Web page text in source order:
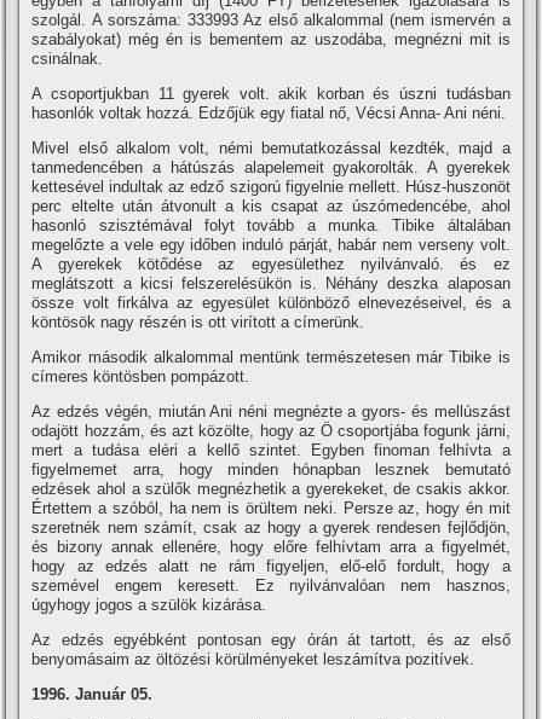
szolgál. A sorszáma: 333993 Az első alkalommal (nem ismervén a
szabályokat) még én is bementem az uszodába, megnézni mit is
csinálnak.
A csoportjukban 11 gyerek volt. akik korban és úszni tudásban
hasonlók voltak hozzá. Edzőjük egy fiatal nő, Vécsi Anna- Ani néni.
Mivel első alkalom volt, némi bemutatkozással kezdték, majd a
tanmedencében a hátúszás alapelemeit gyakorolták. A gyerekek
kettesével indultak az edző szigorú figyelnie mellett. Húsz-huszonöt
perc eltelte után átvonult a kis csapat az úszómedencébe, ahol
hasonló szisztémával folyt tovább a munka. Tibike általában
megelőzte a vele egy időben induló párját, habár nem verseny volt.
A gyerekek kötődése az egyesülethez nyilvánvaló. és ez
meglátszott a kicsi felszerelésükön is. Néhány deszka alaposan
össze volt firkálva az egyesület különböző elnevezéseivel, és a
köntösök nagy részén is ott virí­tott a cí­merünk.
Amikor második alkalommal mentünk természetesen már Tibike is
cí­meres köntösben pompázott.
Az edzés végén, miután Ani néni megnézte a gyors- és mellúszást
odajött hozzám, és azt közölte, hogy az Ö csoportjába fogunk járni,
mert a tudása eléri a kellő szintet. Egyben finoman felhí­vta a
figyelmemet arra, hogy minden hónapban lesznek bemutató
edzések ahol a szülők megnézhetik a gyerekeket, de csakis akkor.
Értettem a szóból, ha nem is örültem neki. Persze az, hogy én mit
szeretnék nem számí­t, csak az hogy a gyerek rendesen fejlődjön,
és bizony annak ellenére, hogy előre felhí­vtam arra a figyelmét,
hogy az edzés alatt ne rám figyeljen, elő-elő fordult, hogy a
szemével engem keresett. Ez nyilvánvalóan nem hasznos,
úgyhogy jogos a szülök kizárása.
Az edzés egyébként pontosan egy órán át tartott, és az első
benyomásaim az öltözési körülményeket leszámí­tva pozití­vek.
1996. Január 05.